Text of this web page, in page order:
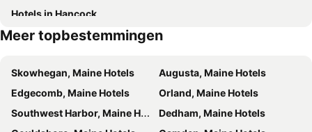
Hotels in Hancock
Meer topbestemmingen
Skowhegan, Maine Hotels
Augusta, Maine Hotels
Edgecomb, Maine Hotels
Orland, Maine Hotels
Southwest Harbor, Maine Hotels
Dedham, Maine Hotels